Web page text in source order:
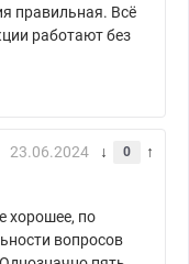
правильная. Всё
работают без
23.06.2024 0
хорошее, по
вопросов